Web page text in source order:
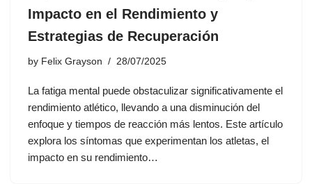
Impacto en el Rendimiento y
Estrategias de Recuperación
by Felix Grayson 28/07/2025
La fatiga mental puede obstaculizar significativamente el
rendimiento atlético, llevando a una disminución del
enfoque y tiempos de reacción más lentos. Este artículo
explora los síntomas que experimentan los atletas, el
impacto en su rendimiento…